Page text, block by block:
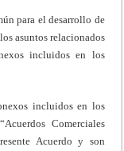
para el desarrollo de
asuntos relacionados
incluidos en los
incluidos en los
Comerciales
Acuerdo y son